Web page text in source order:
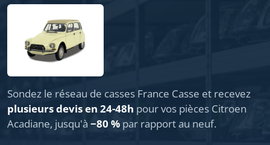
Sondez le réseau de casses France Casse et recevez
plusieurs devis en 24-48h pour vos pièces Citroen
Acadiane, jusqu'à −80 % par rapport au neuf.